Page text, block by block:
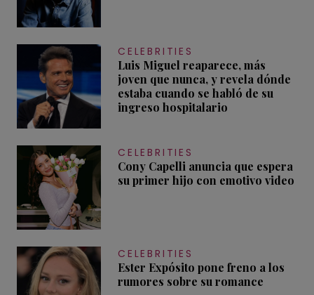
CELEBRITIES
Luis Miguel reaparece, más
joven que nunca, y revela dónde
estaba cuando se habló de su
ingreso hospitalario
CELEBRITIES
Cony Capelli anuncia que espera
su primer hijo con emotivo video
CELEBRITIES
Ester Expósito pone freno a los
rumores sobre su romance